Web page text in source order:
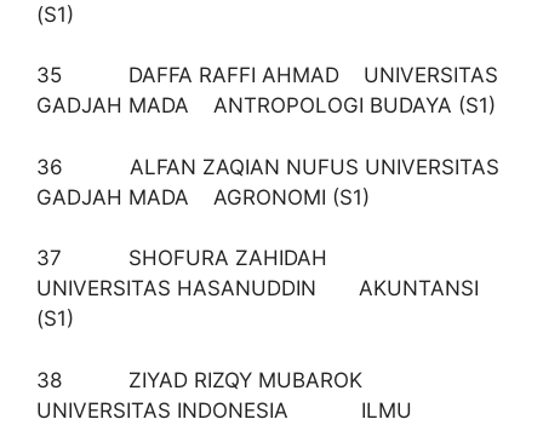
(S1)
35 DAFFA RAFFI AHMAD UNIVERSITAS
GADJAH MADA ANTROPOLOGI BUDAYA (S1)
36 ALFAN ZAQIAN NUFUS UNIVERSITAS
GADJAH MADA AGRONOMI (S1)
37 SHOFURA ZAHIDAH
UNIVERSITAS HASANUDDIN AKUNTANSI
(S1)
38 ZIYAD RIZQY MUBAROK
UNIVERSITAS INDONESIA ILMU